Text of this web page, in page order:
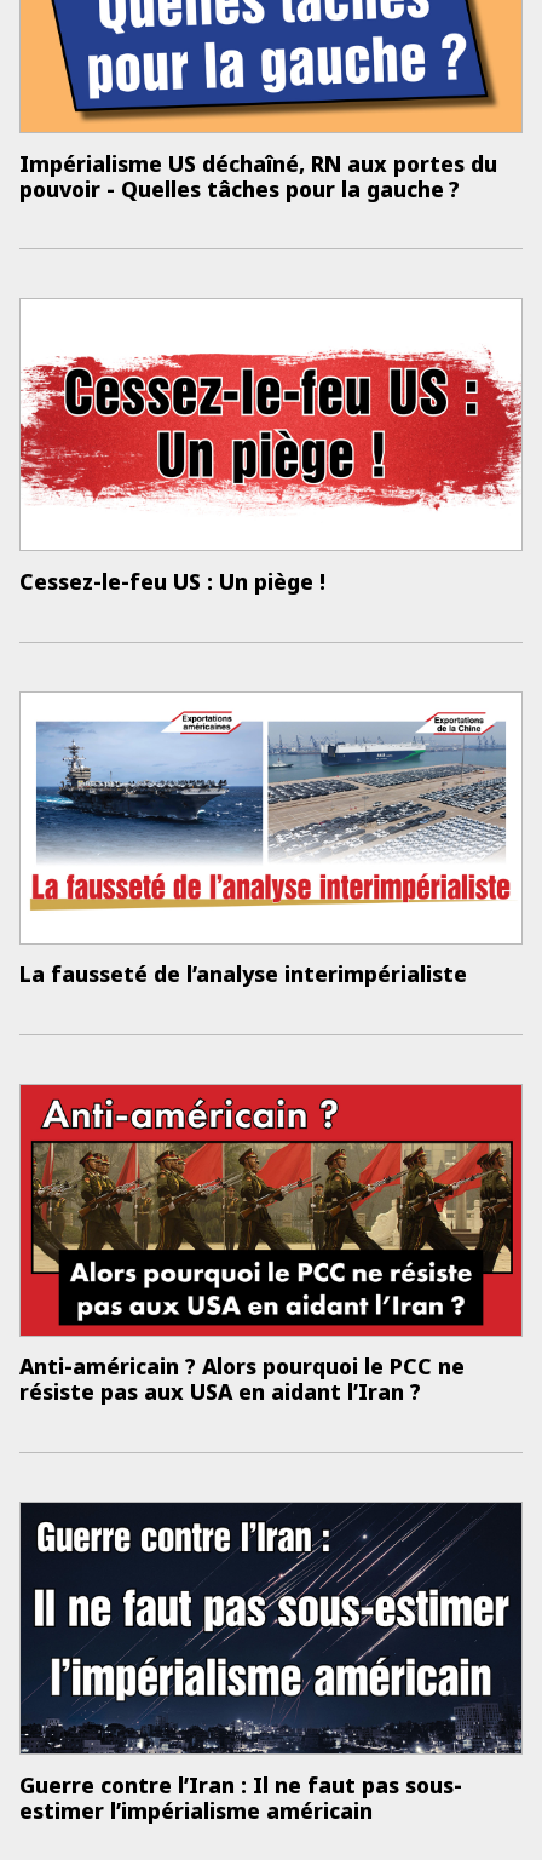
Impérialisme US déchaîné, RN aux portes du
pouvoir - Quelles tâches pour la gauche ?
Cessez-le-feu US : Un piège !
La fausseté de l’analyse interimpérialiste
Anti-américain ? Alors pourquoi le PCC ne
résiste pas aux USA en aidant l’Iran ?
Guerre contre l’Iran : Il ne faut pas sous-
estimer l’impérialisme américain